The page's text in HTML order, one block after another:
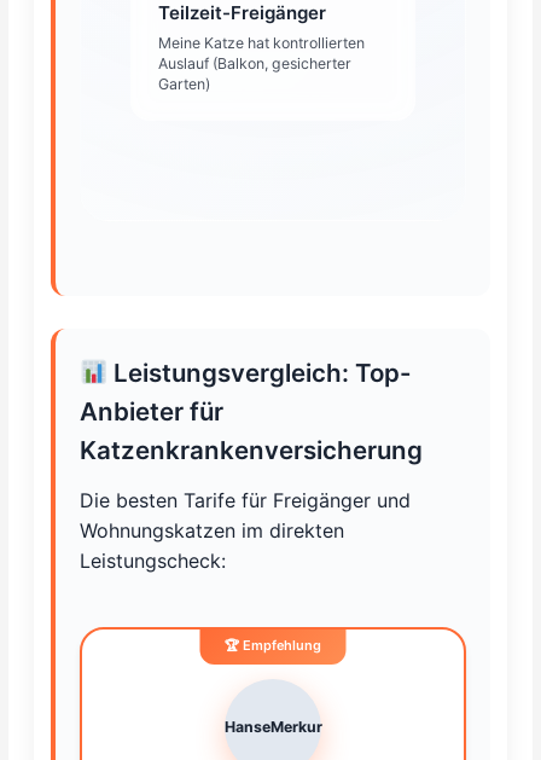
Teilzeit-Freigänger
Meine Katze hat kontrollierten
Auslauf (Balkon, gesicherter
Garten)
Leistungsvergleich: Top-
Anbieter für
Katzenkrankenversicherung
Die besten Tarife für Freigänger und
Wohnungskatzen im direkten
Leistungscheck:
HanseMerkur